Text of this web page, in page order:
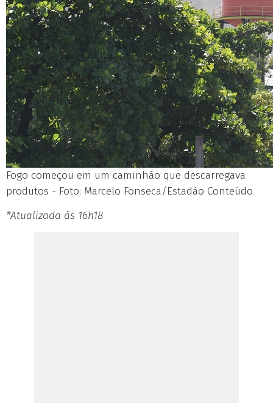
Fogo começou em um caminhão que descarregava
produtos - Foto: Marcelo Fonseca/Estadão Conteúdo
*Atualizada às 16h18